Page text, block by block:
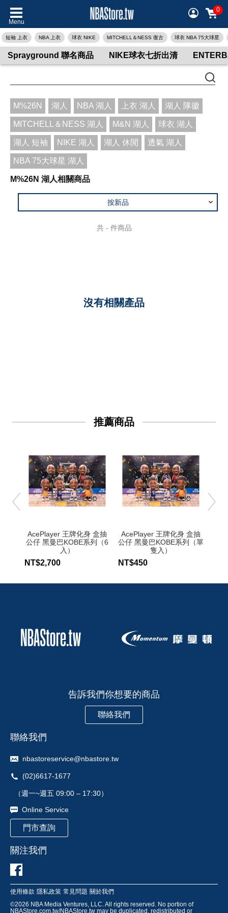
Menu
0
短袖 上衣 NBA 上衣 球衣 NIKE MITCHELL＆NESS 復古 球衣 NBA 75大球星
Sprayground 聯名商品 NIKE球衣七折出清
M%26N 湖人 NBA 湖人 上衣 湖人 湖人 隊徽
MITCHELL＆NESS 湖人 M&N 湖人 球衣 湖人
湖人 短袖 NIKE 湖人 湖人 休閒 透氣 湖人
NBA 75大球星 湖人
M%26N 湖人相關商品
按新品
共 - 件商品
沒有相關產品
推薦商品
AcePlayer 王牌化身 盒抽
公仔 黑曼巴KOBE系列（6
入）
NT$2,700
AcePlayer 王牌化身 盒抽
公仔 黑曼巴KOBE系列（單
隻入）
NT$450
告訴我們你想要的商品
聯絡我們
聯絡我們
nbastoreservice@nbastore.tw
(02)6617-1677
（週一~週五 09:00 – 17:30）
Online Service
門市查詢
關注我們
使用條款 隱私政策 常見問題 關於我們
©2026 NBA Media Ventures, LLC. All rights reserved. No portion of
NBAStore.com.tw/NBAStore.tw may be duplicated, redistributed or